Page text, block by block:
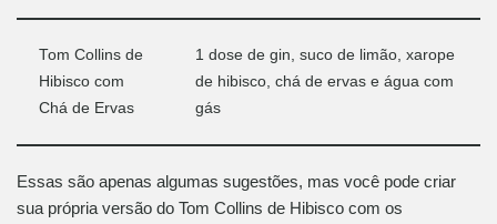
Tom Collins de
Hibisco com
Chá de Ervas
1 dose de gin, suco de limão, xarope
de hibisco, chá de ervas e água com
gás
Essas são apenas algumas sugestões, mas você pode criar
sua própria versão do Tom Collins de Hibisco com os